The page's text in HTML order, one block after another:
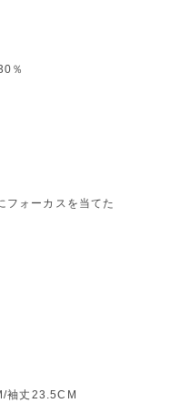
％
フォーカスを当てた
袖丈23.5CM